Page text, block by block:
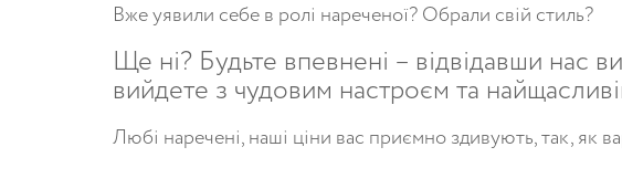
Вжеуявили себев ролі нареченої?Обрали свій стиль?
Ще ні? Будьте впевнені – відвідавши нас ви
вийдете з чудовим настроєм та
Любі наречені, наші ціни вас приємноздивують, так, як